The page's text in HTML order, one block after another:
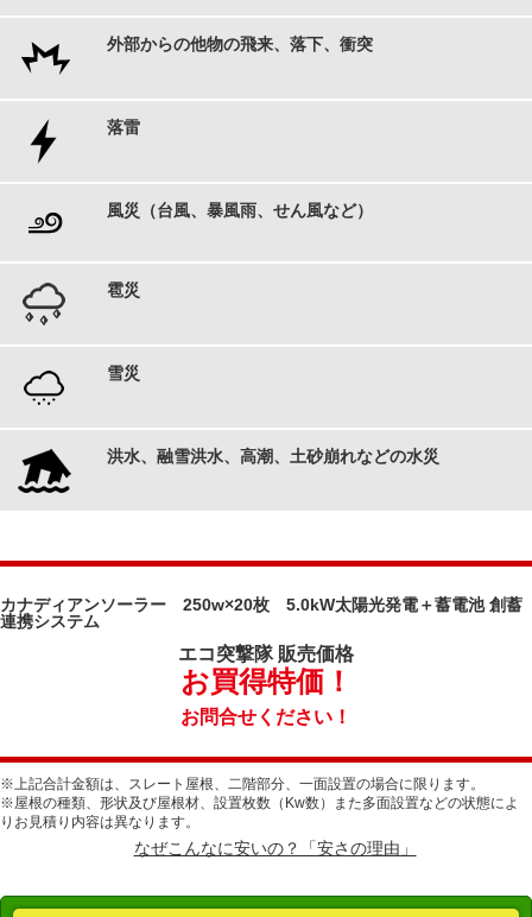
外部からの他物の飛来、落下、衝突
落雷
風災（台風、暴風雨、せん風など）
雹災
雪災
洪水、融雪洪水、高潮、土砂崩れなどの水災
カナディアンソーラー 250w×20枚 5.0kW太陽光発電＋蓄電池 創蓄
連携システム
エコ突撃隊販売価格
お買得特価！
お問合せください！
※上記合計金額は、スレート屋根、二階部分、一面設置の場合に限ります。
※屋根の種類、形状及び屋根材、設置枚数（Kw数）また多面設置などの状態によ
りお見積り内容は異なります。
なぜこんなに安いの？「安さの理由」